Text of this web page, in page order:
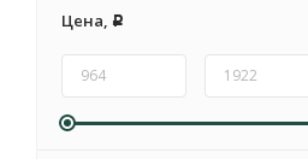
Цена, Р